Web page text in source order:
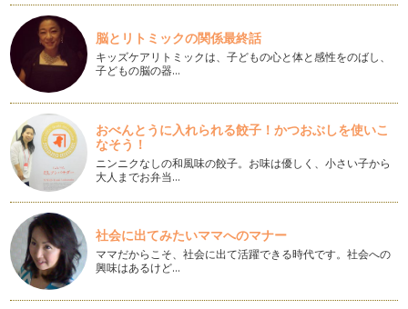
「寒そう？」「着せすぎ？」赤ちゃんの服選び
すっかり風が冷たくなってきましたね。 この時期、お肌につ
いて気になることと言えば「…
皮脂ってなあに？
３回目の記事「赤ちゃんのお肌にやさしいお風呂タイム」で、
「適度な皮脂はお肌の潤いを守ってく…
からだのリズムとかゆみの関係
前回に引き続き、お肌の天敵「かゆみ」に関するお話です。
虫刺されや湿疹ができてい…
赤ちゃん肌の乾燥とかゆみ
いよいよ本格的な乾燥の季節。夏でも乾燥しがちな赤ちゃんの
お肌は、これから特に徹底したスキン…
秋に備えてダメージをリセット！
脳とリトミックの関係最終話
キッズケアリトミックは、子どもの心と体と感性をのばし、
子どもの脳の器…
おべんとうに入れられる餃子！かつおぶしを使いこ
なそう！
ニンニクなしの和風味の餃子。お味は優しく、小さい子から
大人までお弁当…
社会に出てみたいママへのマナー
ママだからこそ、社会に出て活躍できる時代です。社会への
興味はあるけど…